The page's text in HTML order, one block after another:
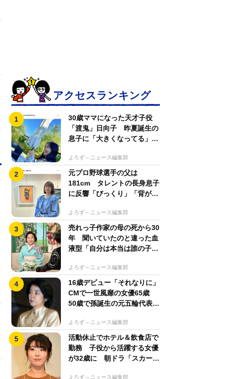
アクセスランキング
30歳ママになった天才子役
「渡鬼」日向子 昨夏誕生の
息子に「大きくなってる」愛
よろず～ニュース編集部
元プロ野球選手の父は
181cm タレントの長身息子
に反響「びっくり」「背が高
よろず～ニュース編集部
売れっ子作家の母の死から30
年 聞いていたのと違った血
液型「自分は本当は誰の子
よろず～ニュース編集部
16歳デビュー「それなりに」
CMで一世風靡の女優65歳
50歳で孫誕生の元五輪代表と
よろず～ニュース編集部
活動休止でホテル＆飲食店で
勤務 子役から活躍する女優
が32歳に 朝ドラ「スカーレ
よろず～ニュース編集部